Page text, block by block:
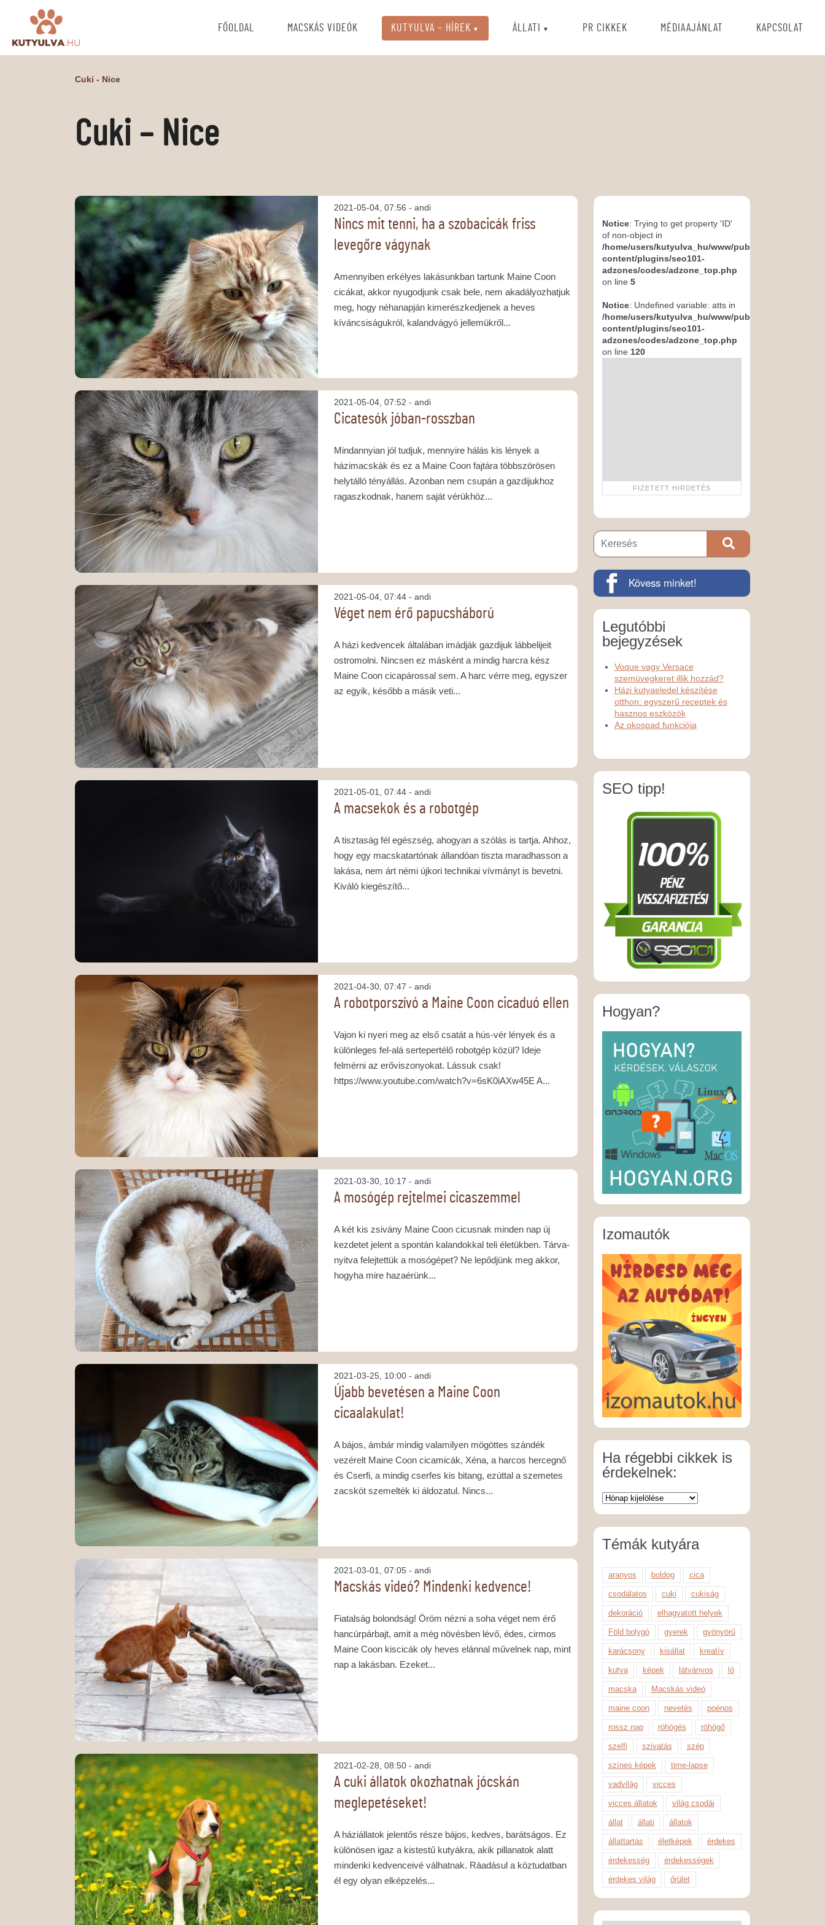
FŐOLDAL MACSKÁS VIDEÓK KUTYULVA – HÍREK ÁLLATI PR CIKKEK MÉDIAAJÁNLAT KAPCSOLAT
Cuki - Nice
Cuki – Nice
2021-05-04, 07:56 - andi
Nincs mit tenni, ha a szobacicák friss
levegőre vágynak
Amennyiben erkélyes lakásunkban tartunk Maine Coon
cicákat, akkor nyugodjunk csak bele, nem akadályozhatjuk
meg, hogy néhanapján kimerészkedjenek a heves
kíváncsiságukról, kalandvágyó jellemükről...
2021-05-04, 07:52 - andi
Cicatesók jóban-rosszban
Mindannyian jól tudjuk, mennyire hálás kis lények a
házimacskák és ez a Maine Coon fajtára többszörösen
helytálló tényállás. Azonban nem csupán a gazdijukhoz
ragaszkodnak, hanem saját vérükhöz...
2021-05-04, 07:44 - andi
Véget nem érő papucsháború
A házi kedvencek általában imádják gazdijuk lábbelijeit
ostromolni. Nincsen ez másként a mindig harcra kész
Maine Coon cicapárossal sem. A harc vérre meg, egyszer
az egyik, később a másik veti...
2021-05-01, 07:44 - andi
A macsekok és a robotgép
A tisztaság fél egészség, ahogyan a szólás is tartja. Ahhoz,
hogy egy macskatartónak állandóan tiszta maradhasson a
lakása, nem árt némi újkori technikai vívmányt is bevetni.
Kiváló kiegészítő...
2021-04-30, 07:47 - andi
A robotporszívó a Maine Coon cicaduó ellen
Vajon ki nyeri meg az első csatát a hús-vér lények és a
különleges fel-alá sertepertélő robotgép közül? Ideje
felmérni az erőviszonyokat. Lássuk csak!
https://www.youtube.com/watch?v=6sK0iAXw45E A...
2021-03-30, 10:17 - andi
A mosógép rejtelmei cicaszemmel
A két kis zsivány Maine Coon cicusnak minden nap új
kezdetet jelent a spontán kalandokkal teli életükben. Tárva-
nyitva felejtettük a mosógépet? Ne lepődjünk meg akkor,
hogyha mire hazaérünk...
2021-03-25, 10:00 - andi
Újabb bevetésen a Maine Coon
cicaalakulat!
A bájos, ámbár mindig valamilyen mögöttes szándék
vezérelt Maine Coon cicamicák, Xéna, a harcos hercegnő
és Cserfi, a mindig cserfes kis bitang, ezúttal a szemetes
zacskót szemelték ki áldozatul. Nincs...
2021-03-01, 07:05 - andi
Macskás videó? Mindenki kedvence!
Fiatalság bolondság! Öröm nézni a soha véget nem érő
hancúrpárbajt, amit a még növésben lévő, édes, cirmos
Maine Coon kiscicák oly heves elánnal művelnek nap, mint
nap a lakásban. Ezeket...
2021-02-28, 08:50 - andi
A cuki állatok okozhatnak jócskán
meglepetéseket!
A háziállatok jelentős része bájos, kedves, barátságos. Ez
különösen igaz a kistestű kutyákra, akik pillanatok alatt
mindenki kedvenceivé válhatnak. Ráadásul a köztudatban
él egy olyan elképzelés...
Notice: Trying to get property 'ID'
of non-object in
/home/users/kutyulva_hu/www/public_html/wp-
content/plugins/seo101-
adzones/codes/adzone_top.php
on line 5
Notice: Undefined variable: atts in
/home/users/kutyulva_hu/www/public_html/wp-
content/plugins/seo101-
adzones/codes/adzone_top.php
on line 120
Kövess minket!
Legutóbbi
bejegyzések
Voque vagy Versace
szemüvegkeret illik hozzád?
Házi kutyaeledel készítése
otthon: egyszerű receptek és
hasznos eszközök
Az okospad funkciója
SEO tipp!
Hogyan?
Izomautók
Ha régebbi cikkek is
érdekelnek:
Témák kutyára
aranyos boldog cica
csodálatos cuki cukiság
dekoráció elhagyatott helyek
Föld bolygó gyerek gyönyörű
karácsony kisállat kreatív
kutya képek látványos ló
macska Macskás videó
maine coon nevetés poénos
rossz nap röhögés röhögő
szelfi szivatás szép
színes képek time-lapse
vadvilág vicces
vicces állatok világ csodái
állat állati állatok
állattartás életképek érdekes
érdekesség érdekességek
érdekes világ őrület